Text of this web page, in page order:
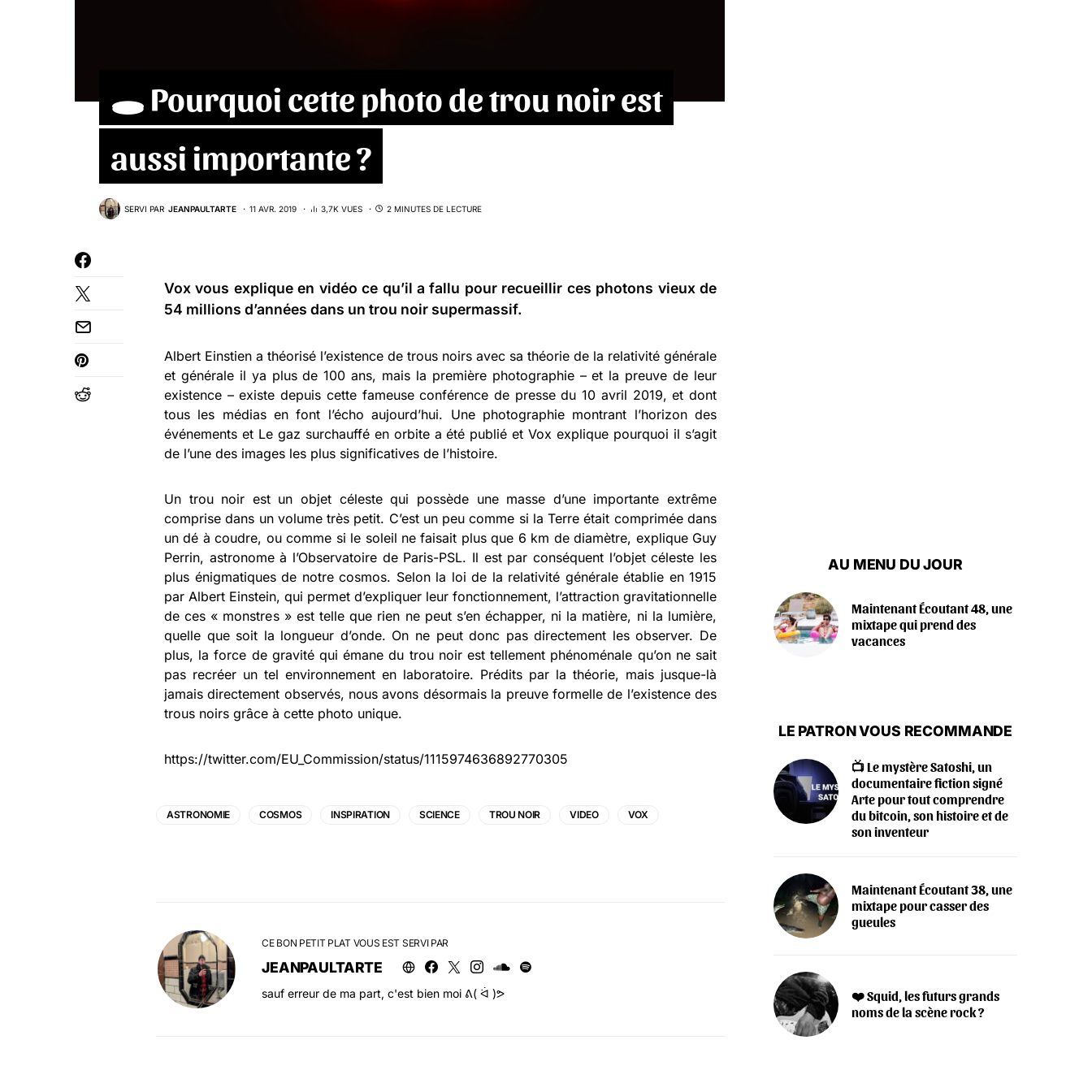
🕳 Pourquoi cette photo de trou noir est
aussi importante ?
SERVI PAR JEANPAULTARTE 11 AVR. 2019 3,7K VUES 2 MINUTES DE LECTURE
Vox vous explique en vidéo ce qu’il a fallu pour recueillir ces photons vieux de
54 millions d’années dans un trou noir supermassif.
Albert Einstien a théorisé l’existence de trous noirs avec sa théorie de la relativité générale
et générale il ya plus de 100 ans, mais la première photographie – et la preuve de leur
existence – existe depuis cette fameuse conférence de presse du 10 avril 2019, et dont
tous les médias en font l’écho aujourd’hui. Une photographie montrant l’horizon des
événements et Le gaz surchauffé en orbite a été publié et Vox explique pourquoi il s’agit
de l’une des images les plus significatives de l’histoire.
Un trou noir est un objet céleste qui possède une masse d’une importante extrême
comprise dans un volume très petit. C’est un peu comme si la Terre était comprimée dans
un dé à coudre, ou comme si le soleil ne faisait plus que 6 km de diamètre, explique Guy
Perrin, astronome à l’Observatoire de Paris-PSL. Il est par conséquent l’objet céleste les
plus énigmatiques de notre cosmos. Selon la loi de la relativité générale établie en 1915
par Albert Einstein, qui permet d’expliquer leur fonctionnement, l’attraction gravitationnelle
de ces « monstres » est telle que rien ne peut s’en échapper, ni la matière, ni la lumière,
quelle que soit la longueur d’onde. On ne peut donc pas directement les observer. De
plus, la force de gravité qui émane du trou noir est tellement phénoménale qu’on ne sait
pas recréer un tel environnement en laboratoire. Prédits par la théorie, mais jusque-là
jamais directement observés, nous avons désormais la preuve formelle de l’existence des
trous noirs grâce à cette photo unique.
https://twitter.com/EU_Commission/status/1115974636892770305
ASTRONOMIE COSMOS INSPIRATION SCIENCE TROU NOIR VIDEO VOX
CE BON PETIT PLAT VOUS EST SERVI PAR
JEANPAULTARTE
sauf erreur de ma part, c'est bien moi ᕕ( ᐛ )ᕗ
AU MENU DU JOUR
Maintenant Écoutant 48, une
mixtape qui prend des
vacances
LE PATRON VOUS RECOMMANDE
📺 Le mystère Satoshi, un
documentaire fiction signé
Arte pour tout comprendre
du bitcoin, son histoire et de
son inventeur
Maintenant Écoutant 38, une
mixtape pour casser des
gueules
❤️ Squid, les futurs grands
noms de la scène rock ?